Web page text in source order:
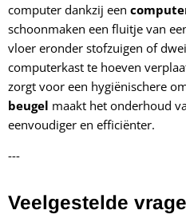
computer dankzij een
schoonmaken een fluitje van
vloer eronder stofzuigen of
computerkast te hoeven
zorgt voor een hygiënischere
beugel maakt het onderhoud
eenvoudiger en efficiënter.
---
Veelgestelde